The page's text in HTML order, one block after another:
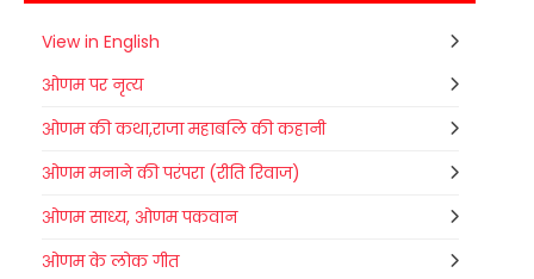
View in English
ओणम पर नृत्य
ओणम की कथा,राजा महाबलि की कहानी
ओणम मनाने की परंपरा (रीति रिवाज)
ओणम साध्य, ओणम पकवान
ओणम के लोक गीत